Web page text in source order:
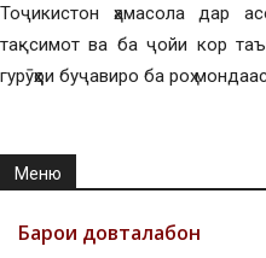
Тоҷикистон ҳамасола дар
тақсимот ва ба ҷойи кор
гурӯҳҳои буҷавиро ба роҳ
Меню
Барои довталабон